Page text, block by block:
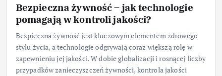
Bezpieczna żywność – jak technologie
pomagają w kontroli jakości?
Bezpieczna żywność jest kluczowym elementem zdrowego
stylu życia, a technologie odgrywają coraz większą rolę w
zapewnieniu jej jakości. W dobie globalizacji i rosnącej liczby
przypadków zanieczyszczeń żywności, kontrola jakości